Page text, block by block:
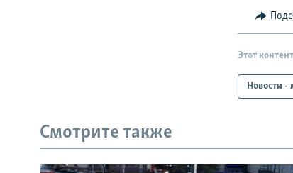
Этот
Новости -
Смотрите также